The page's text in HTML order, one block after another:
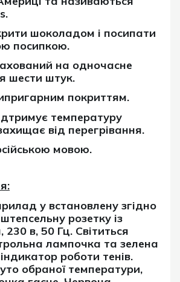
шоколадом і посипати
посипкою.
на одночасне
шести штук.
покриттям.
температуру
від перегрівання.
мовою.
у встановлену згідно
розетку із
в, 50 Гц. Світиться
лампочка та зелена
роботи тенів.
обраної температури,